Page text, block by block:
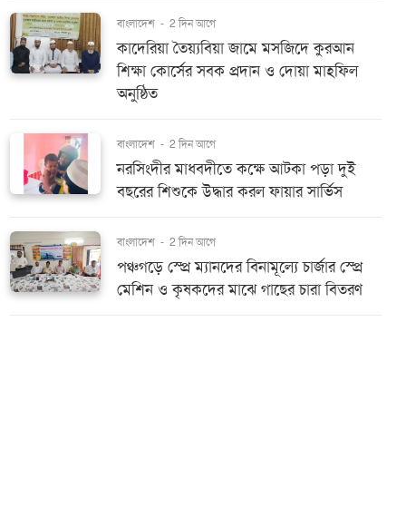
বাংলাদেশ - 2 দিন আগে
কাদেরিয়া তৈয়্যবিয়া জামে মসজিদে কুরআন
শিক্ষা কোর্সের সবক প্রদান ও দোয়া মাহফিল
অনুষ্ঠিত
বাংলাদেশ - 2 দিন আগে
নরসিংদীর মাধবদীতে কক্ষে আটকা পড়া দুই
বছরের শিশুকে উদ্ধার করল ফায়ার সার্ভিস
বাংলাদেশ - 2 দিন আগে
পঞ্চগড়ে স্প্রে ম্যানদের বিনামূল্যে চার্জার স্প্রে
মেশিন ও কৃষকদের মাঝে গাছের চারা বিতরণ